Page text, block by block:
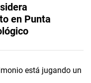
en Punta